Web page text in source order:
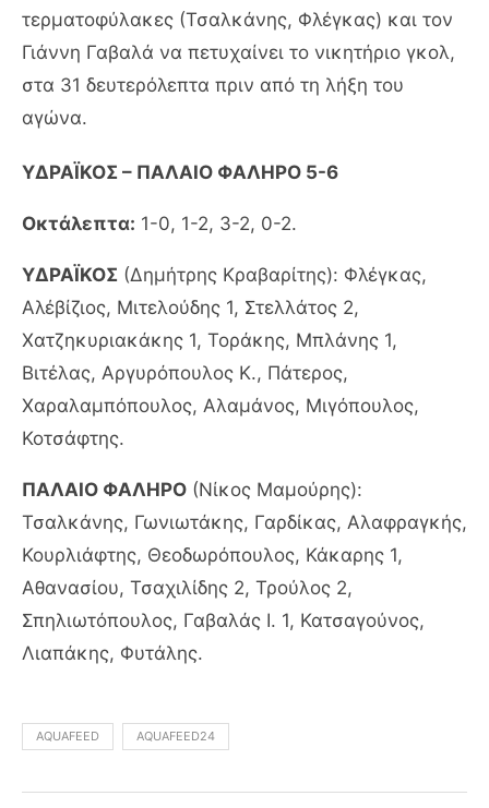
τερματοφύλακες (Τσαλκάνης, Φλέγκας) και τον
Γιάννη Γαβαλά να πετυχαίνει το νικητήριο γκολ,
στα 31 δευτερόλεπτα πριν από τη λήξη του
αγώνα.
ΥΔΡΑΪΚΟΣ – ΠΑΛΑΙΟ ΦΑΛΗΡΟ 5-6
Οκτάλεπτα: 1-0, 1-2, 3-2, 0-2.
ΥΔΡΑΪΚΟΣ (Δημήτρης Κραβαρίτης): Φλέγκας,
Αλέβίζιος, Μιτελούδης 1, Στελλάτος 2,
Χατζηκυριακάκης 1, Τοράκης, Μπλάνης 1,
Βιτέλας, Αργυρόπουλος Κ., Πάτερος,
Χαραλαμπόπουλος, Αλαμάνος, Μιγόπουλος,
Κοτσάφτης.
ΠΑΛΑΙΟ ΦΑΛΗΡΟ (Νίκος Μαμούρης):
Τσαλκάνης, Γωνιωτάκης, Γαρδίκας, Αλαφραγκής,
Κουρλιάφτης, Θεοδωρόπουλος, Κάκαρης 1,
Αθανασίου, Τσαχιλίδης 2, Τρούλος 2,
Σπηλιωτόπουλος, Γαβαλάς Ι. 1, Κατσαγούνος,
Λιαπάκης, Φυτάλης.
AQUAFEED AQUAFEED24